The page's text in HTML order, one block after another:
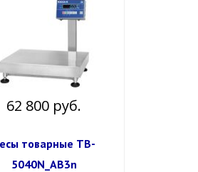
62 800 руб.
товарные TB-
5040N_АB3n